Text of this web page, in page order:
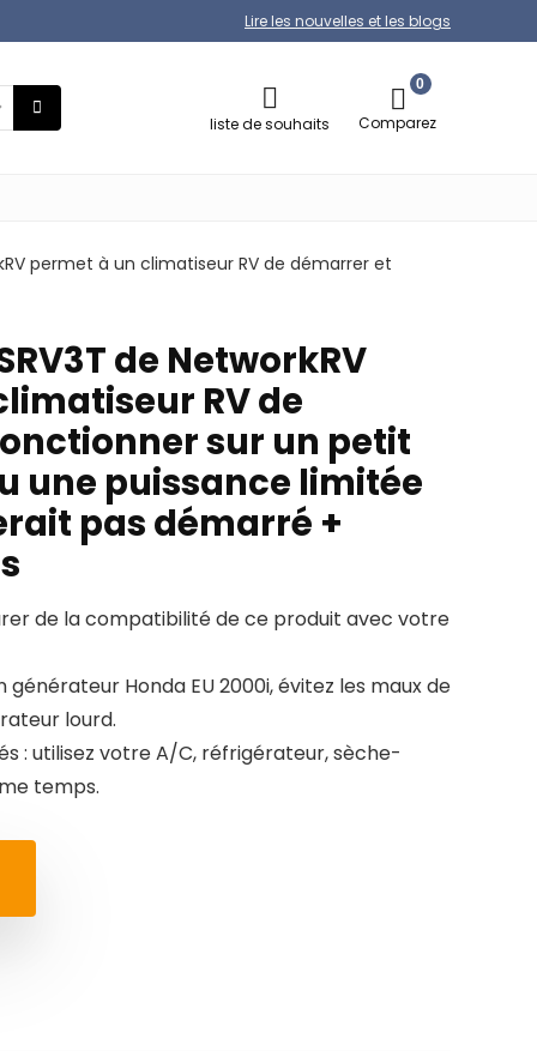
Lire les nouvelles et les blogs
liste de souhaits
0
Comparez
permet à un climatiseur RV de démarrer et
de NetworkRV
RV de
sur un petit
une puissance limitée
pas démarré +
de la compatibilité de ce produit avec votre
générateur Honda EU 2000i, évitez les maux de
lourd.
: utilisez votre A/C, réfrigérateur, sèche-
temps.